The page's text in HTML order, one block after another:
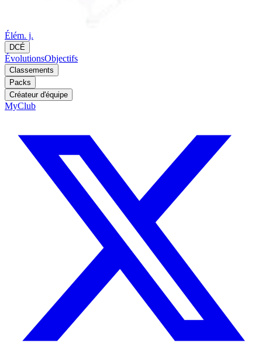
Élém. j.
DCÉ
ÉvolutionsObjectifs
Classements
Packs
Créateur d'équipe
MyClub